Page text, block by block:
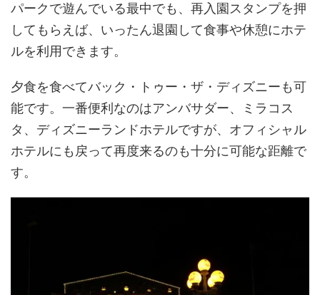
パークで遊んでいる最中でも、再入園スタンプを押
してもらえば、いったん退園して食事や休憩にホテ
ルを利用できます。
夕食を食べてバック・トゥー・ザ・ディズニーも可
能です。一番便利なのはアンバサダー、ミラコス
タ、ディズニーランドホテルですが、オフィシャル
ホテルにも戻って再度来るのも十分に可能な距離で
す。